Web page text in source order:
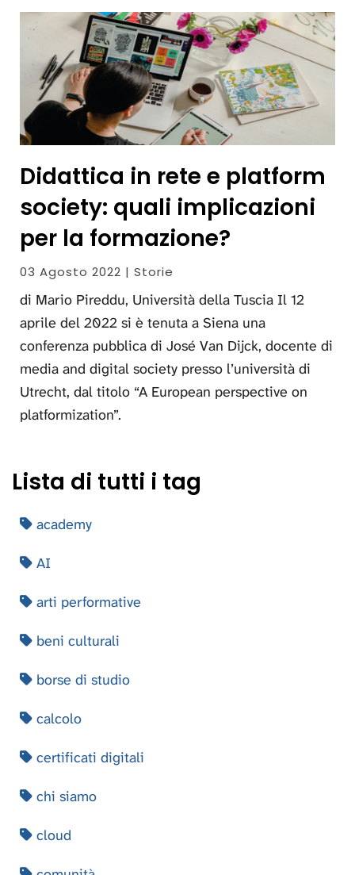
Didattica in rete e platform
society: quali implicazioni
per la formazione?
03 Agosto 2022 | Storie
di Mario Pireddu, Università della Tuscia Il 12
aprile del 2022 si è tenuta a Siena una
conferenza pubblica di José Van Dijck, docente di
media and digital society presso l’università di
Utrecht, dal titolo “A European perspective on
platformization”.
Lista di tutti i tag
academy
AI
arti performative
beni culturali
borse di studio
calcolo
certificati digitali
chi siamo
cloud